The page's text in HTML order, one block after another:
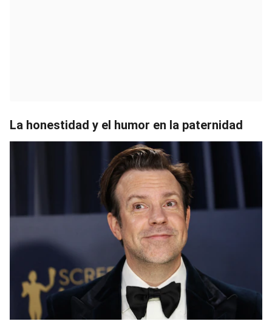
La honestidad y el humor en la paternidad